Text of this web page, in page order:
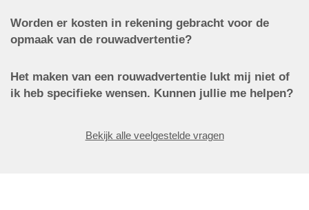
Worden er kosten in rekening gebracht voor de
opmaak van de rouwadvertentie?
Het maken van een rouwadvertentie lukt mij niet of
ik heb specifieke wensen. Kunnen jullie me helpen?
Bekijk alle veelgestelde vragen